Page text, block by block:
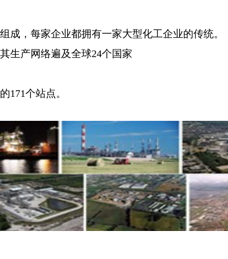
组成，每家企业都拥有一家大型化工企业的传统。
其生产网络遍及全球24个国家
的171个站点。